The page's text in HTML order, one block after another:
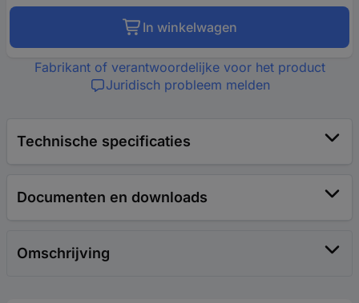
In winkelwagen
Fabrikant of verantwoordelijke voor het product
Juridisch probleem melden
Technische specificaties
Documenten en downloads
Omschrijving